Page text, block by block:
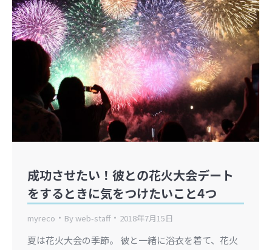
成功させたい！彼との花火大会デート
をするときに気をつけたいこと4つ
myreco Byweb-staff 2018年7月15日
夏は花火大会の季節。 彼と一緒に浴衣を着て、花火